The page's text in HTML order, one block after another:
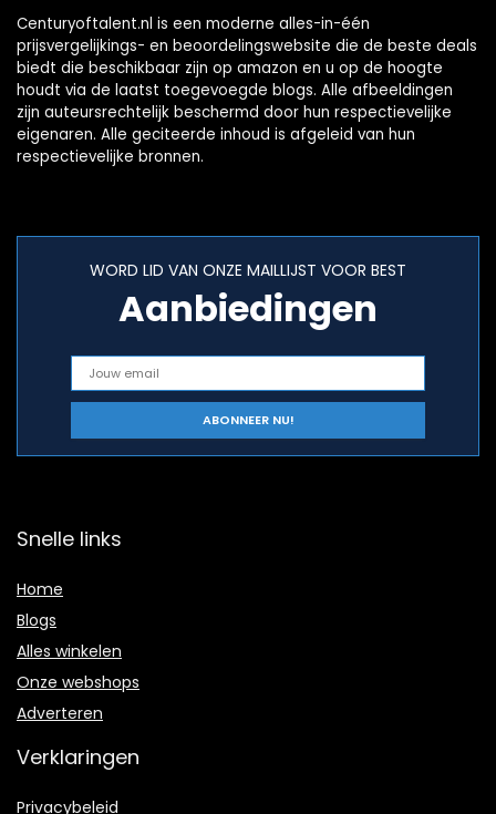
Centuryoftalent.nl is een moderne alles-in-één
prijsvergelijkings- en beoordelingswebsite die de beste deals
biedt die beschikbaar zijn op amazon en u op de hoogte
houdt via de laatst toegevoegde blogs. Alle afbeeldingen
zijn auteursrechtelijk beschermd door hun respectievelijke
eigenaren. Alle geciteerde inhoud is afgeleid van hun
respectievelijke bronnen.
WORD LID VAN ONZE MAILLIJST VOOR BEST
Aanbiedingen
Snelle links
Home
Blogs
Alles winkelen
Onze webshops
Adverteren
Verklaringen
Privacybeleid